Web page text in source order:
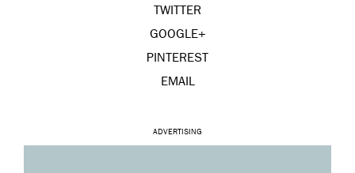
TWITTER
GOOGLE+
PINTEREST
EMAIL
ADVERTISING